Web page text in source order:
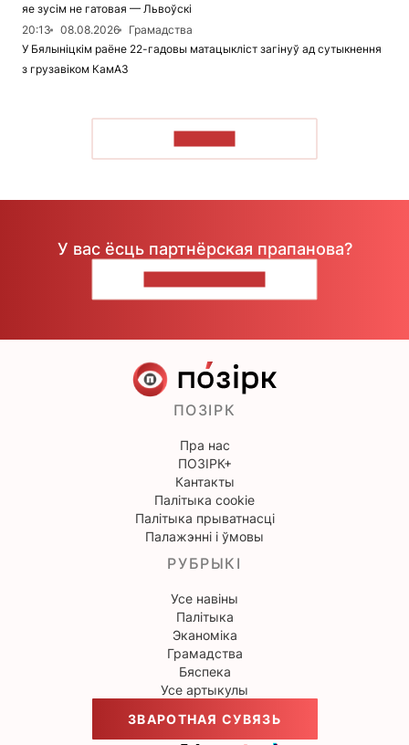
яе зусім не гатовая — Львоўскі
20:13
08.08.2026
Грамадства
У Бялыніцкім раёне 22-гадовы матацыкліст загінуў ад сутыкнення
з грузавіком КамАЗ
У вас ёсць партнёрская прапанова?
ПОЗІРК
Пра нас
ПОЗІРК+
Кантакты
Палітыка cookie
Палітыка прыватнасці
Палажэнні і ўмовы
РУБРЫКІ
Усе навіны
Палітыка
Эканоміка
Грамадства
Бяспека
Усе артыкулы
ЗВАРОТНАЯ СУВЯЗЬ